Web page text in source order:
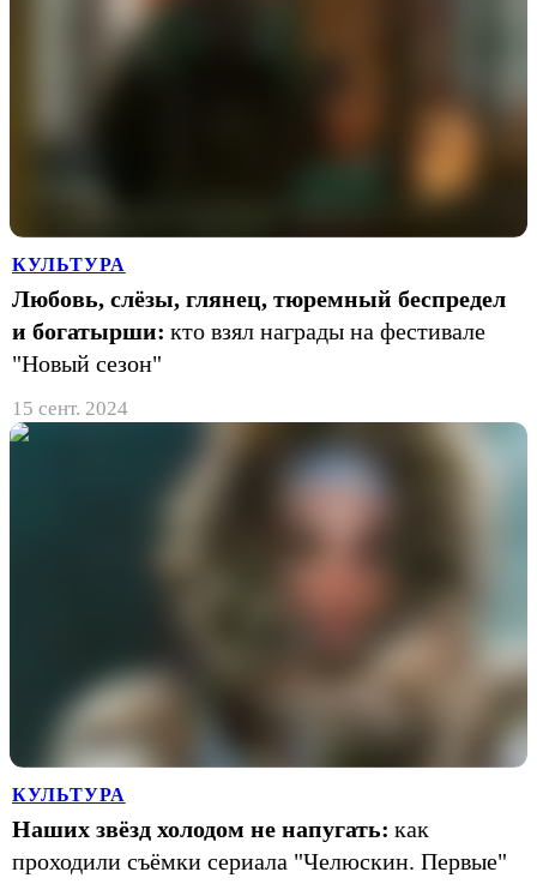
КУЛЬТУРА
Любовь, слёзы, глянец, тюремный беспредел
и богатырши: кто взял награды на фестивале
"Новый сезон"
15 сент. 2024
КУЛЬТУРА
Наших звёзд холодом не напугать: как
проходили съёмки сериала "Челюскин. Первые"